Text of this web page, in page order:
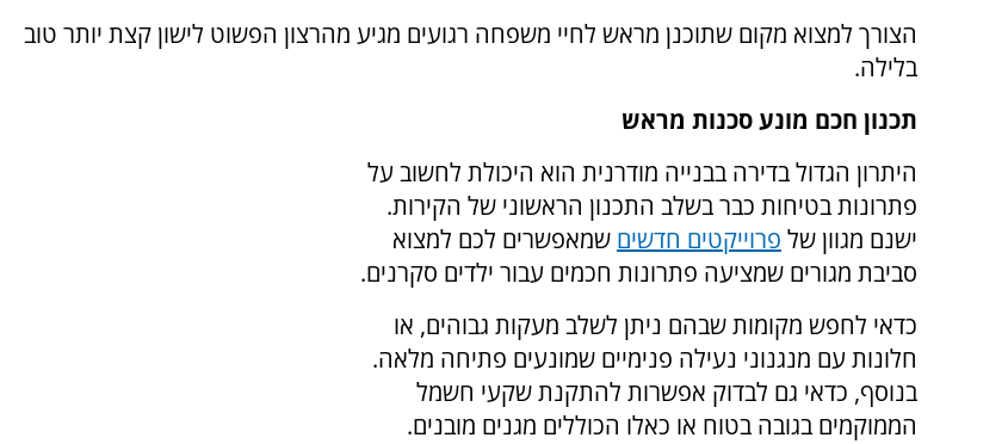
הצורך למצוא מקום שתוכנן מראש לחיי משפחה רגועים מגיע מהרצון הפשוט לישון קצת יותר טוב
בלילה.
תכנון חכם מונע סכנות מראש
היתרון הגדול בדירה בבנייה מודרנית הוא היכולת לחשוב על
פתרונות בטיחות כבר בשלב התכנון הראשוני של הקירות.
ישנם מגוון של פרוייקטים חדשים שמאפשרים לכם למצוא
סביבת מגורים שמציעה פתרונות חכמים עבור ילדים סקרנים.
כדאי לחפש מקומות שבהם ניתן לשלב מעקות גבוהים, או
חלונות עם מנגנוני נעילה פנימיים שמונעים פתיחה מלאה.
בנוסף, כדאי גם לבדוק אפשרות להתקנת שקעי חשמל
הממוקמים בגובה בטוח או כאלו הכוללים מגנים מובנים.